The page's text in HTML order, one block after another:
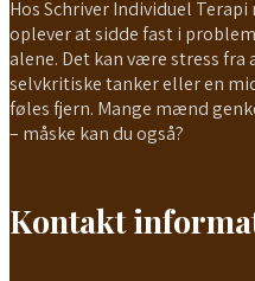
Hos Schriver Individuel
oplever at sidde fast i
alene. Det kan være stress
selvkritiske tanker eller en
føles fjern. Mange mænd
– måske kan du også?
Kontakt